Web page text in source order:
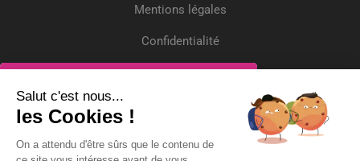
Recevez gratuitement l'actualité et deux
questions/réponses par mois !
Mentions légales
Confidentialité
Crédits
Salut c'est nous...
les Cookies !
On a attendu d'être sûrs que le contenu de